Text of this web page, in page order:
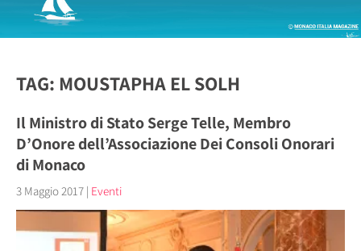
TAG: MOUSTAPHA EL SOLH
Il Ministro di Stato Serge Telle, Membro
D’Onore dell’Associazione Dei Consoli Onorari
di Monaco
3 Maggio 2017 | Eventi